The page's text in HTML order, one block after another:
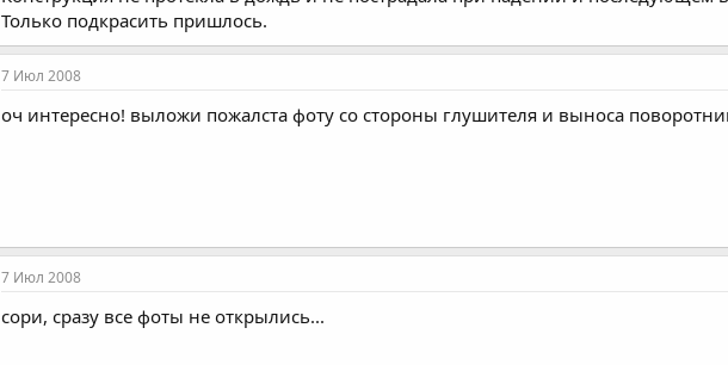
Только подкрасить пришлось.
7 Июл 2008
оч интересно! выложи пожалста фоту со стороны глушителя и выноса
7 Июл 2008
сори, сразу все фоты не открылись...